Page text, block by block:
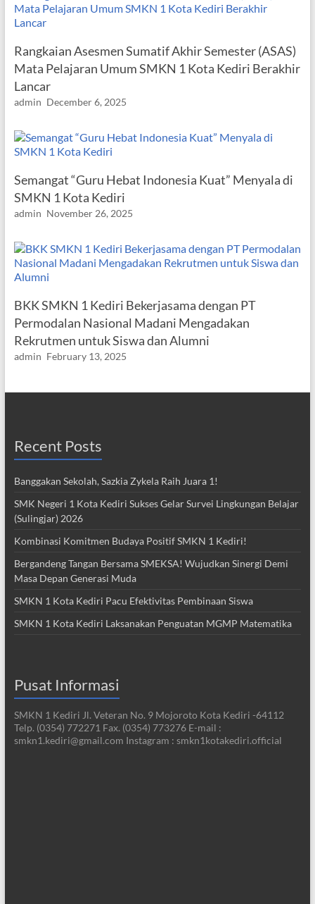
Rangkaian Asesmen Sumatif Akhir Semester (ASAS)
Mata Pelajaran Umum SMKN 1 Kota Kediri Berakhir
Lancar
admin December 6, 2025
Semangat “Guru Hebat Indonesia Kuat” Menyala di
SMKN 1 Kota Kediri
admin November 26, 2025
BKK SMKN 1 Kediri Bekerjasama dengan PT
Permodalan Nasional Madani Mengadakan
Rekrutmen untuk Siswa dan Alumni
admin February 13, 2025
Recent Posts
Banggakan Sekolah, Sazkia Zykela Raih Juara 1!
SMK Negeri 1 Kota Kediri Sukses Gelar Survei Lingkungan Belajar
(Sulingjar) 2026
Kombinasi Komitmen Budaya Positif SMKN 1 Kediri!
Bergandeng Tangan Bersama SMEKSA! Wujudkan Sinergi Demi
Masa Depan Generasi Muda
SMKN 1 Kota Kediri Pacu Efektivitas Pembinaan Siswa
SMKN 1 Kota Kediri Laksanakan Penguatan MGMP Matematika
Pusat Informasi
SMKN 1 Kediri Jl. Veteran No. 9 Mojoroto Kota Kediri -64112
Telp. (0354) 772271 Fax. (0354) 773276 E-mail :
smkn1.kediri@gmail.com Instagram : smkn1kotakediri.official